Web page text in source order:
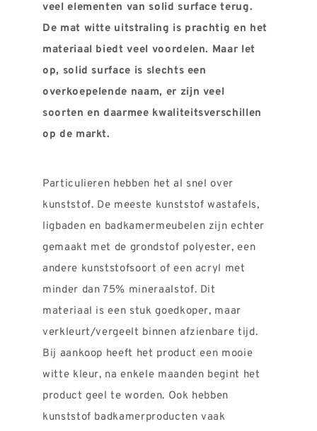
CONTACT
veel elementen van solid surface terug.
De mat witte uitstraling is prachtig en het
materiaal biedt veel voordelen. Maar let
op, solid surface is slechts een
overkoepelende naam, er zijn veel
soorten en daarmee kwaliteitsverschillen
op de markt.
Particulieren hebben het al snel over
kunststof. De meeste kunststof wastafels,
ligbaden en badkamermeubelen zijn echter
gemaakt met de grondstof polyester, een
andere kunststofsoort of een acryl met
minder dan 75% mineraalstof. Dit
materiaal is een stuk goedkoper, maar
verkleurt/vergeelt binnen afzienbare tijd.
Bij aankoop heeft het product een mooie
witte kleur, na enkele maanden begint het
product geel te worden. Ook hebben
kunststof badkamerproducten vaak